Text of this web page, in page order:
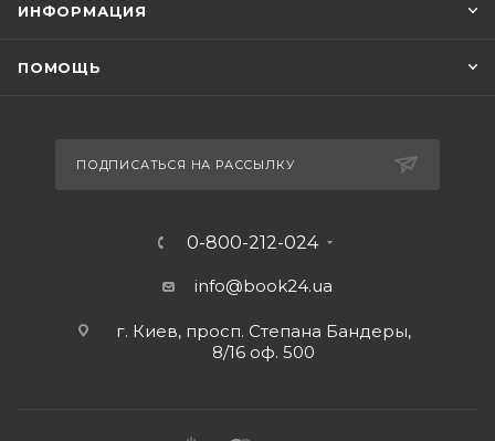
ИНФОРМАЦИЯ
ПОМОЩЬ
ПОДПИСАТЬСЯ НА РАССЫЛКУ
0-800-212-024
info@book24.ua
г. Киев, просп. Степана Бандеры,
8/16 оф. 500